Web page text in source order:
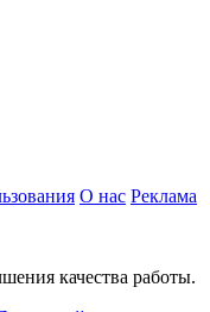
О нас Реклама
качества работы.